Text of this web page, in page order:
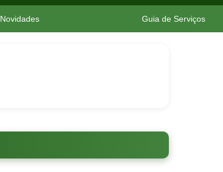
Novidades Guia de Serviços